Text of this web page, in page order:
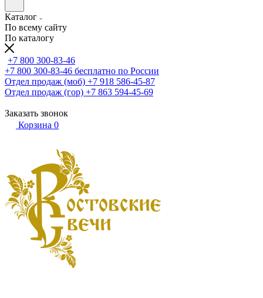
Каталог
По всему сайту
По каталогу
+7 800 300-83-46
+7 800 300-83-46 бесплатно по России
Отдел продаж (моб) +7 918 586-45-87
Отдел продаж (гор) +7 863 594-45-69
Заказать звонок
Корзина 0